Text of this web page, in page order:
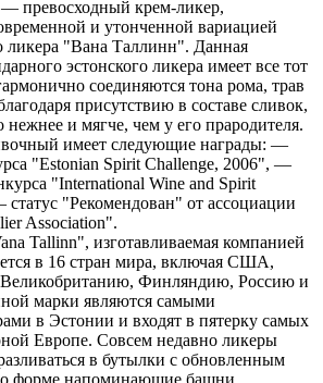
превосходный крем-ликер,
и утонченной вариацией
ликера "Вана Таллинн". Данная
эстонского ликера имеет все тот
соединяются тона рома, трав
присутствию в составе сливок,
нежнее и мягче, чем у его прародителя.
имеет следующие награды: —
"Estonian Spirit Challenge, 2006", —
"International Wine and Spirit
"Рекомендован" от ассоциации
Association".
Tallinn", изготавливаемая компанией
в 16 стран мира, включая США,
Финляндию, Россию и
марки являются самыми
в Эстонии и входят в пятерку самых
Европе. Совсем недавно ликеры
в бутылки с обновленным
форме напоминающие башни